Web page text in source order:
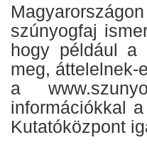
szúnyogfaj
hogy például a
meg, áttelelnek-
a
információkkal
Kutatóközpont